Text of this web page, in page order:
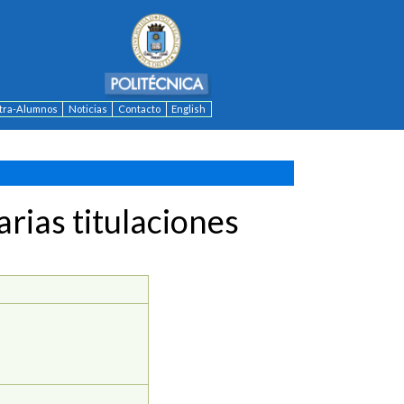
Alumnos Noticias Contacto English
titulaciones